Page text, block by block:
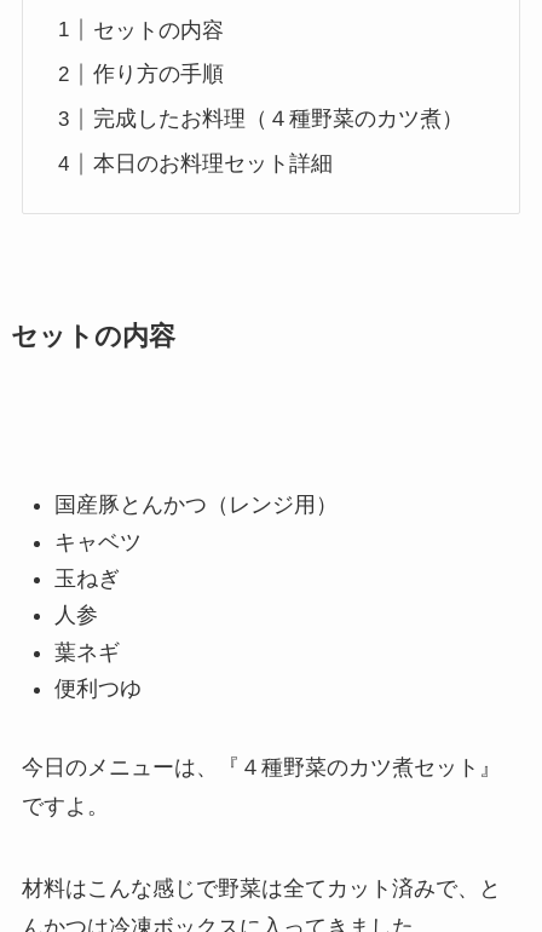
セットの内容
作り方の手順
完成したお料理（４種野菜のカツ煮）
本日のお料理セット詳細
セットの内容
国産豚とんかつ（レンジ用）
キャベツ
玉ねぎ
人参
葉ネギ
便利つゆ
今日のメニューは、『４種野菜のカツ煮セット』
ですよ。
材料はこんな感じで野菜は全てカット済みで、と